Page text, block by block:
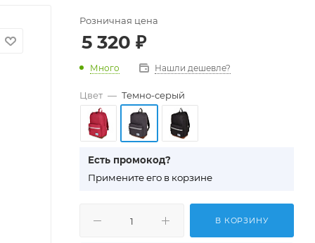
Розничная цена
5 320 ₽
Много Нашли дешевле?
Цвет — Темно-серый
Есть промокод?
Примените его в корзине
В КОРЗИНУ